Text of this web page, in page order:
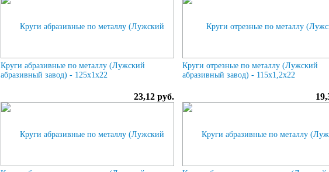
Круги абразивные по металлу (Лужский
абразивный завод) - 125х1х22
23,12 руб.
Круги отрезные по металлу (Лужский
абразивный завод) - 115х1,2х22